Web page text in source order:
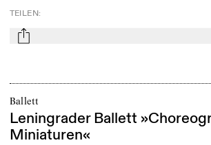
TEILEN:
mail
Ballett
Leningrader Ballett
Miniaturen«